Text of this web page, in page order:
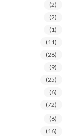
(2)
(2)
(1)
(11)
(28)
(9)
(25)
(6)
(72)
(6)
(16)